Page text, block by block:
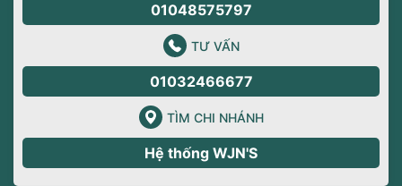
01048575797
TƯ VẤN
01032466677
TÌM CHI NHÁNH
Hệ thống WJN'S